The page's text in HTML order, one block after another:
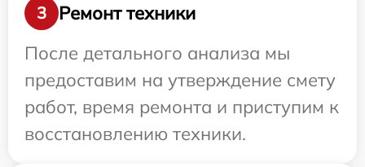
3
Ремонт техники
После детального анализа мы
предоставим на утверждение смету
работ, время ремонта и приступим к
восстановлению техники.